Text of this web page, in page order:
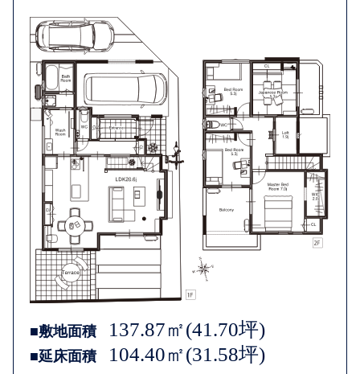
■敷地面積 137.87㎡(41.70坪)
■延床面積 104.40㎡(31.58坪)